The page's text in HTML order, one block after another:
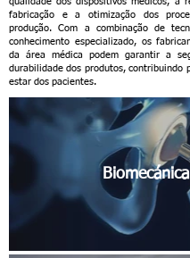
fabricação e a otimização dos
produção. Com a combinação de
conhecimento especializado, os
da área médica podem garantir a
durabilidade dos produtos, contribuindo
estar dos pacientes.
Biomecánica